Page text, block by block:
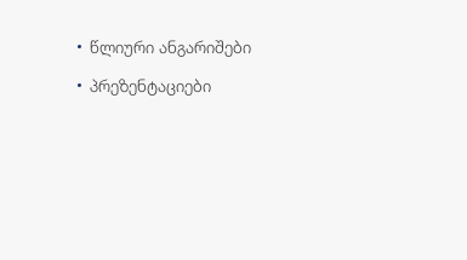
წლიური ანგარიშები
პრეზენტაციები